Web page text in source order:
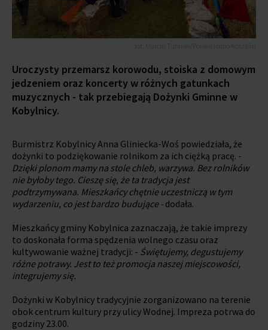
Uroczysty przemarsz korowodu, stoiska z domowym
jedzeniem oraz koncerty w różnych gatunkach
muzycznych - tak przebiegają Dożynki Gminne w
Kobylnicy.
Burmistrz Kobylnicy Anna Gliniecka-Woś powiedziała, że
dożynki to podziękowanie rolnikom za ich ciężką pracę. -
Dzięki plonom mamy na stole chleb, warzywa. Bez rolników
nie byłoby tego. Cieszę się, że ta tradycja jest
podtrzymywana. Mieszkańcy chętnie uczestniczą w tym
wydarzeniu, co jest bardzo budujące - dodała.
Mieszkańcy gminy Kobylnica zaznaczają, że takie imprezy
to doskonała forma spędzenia wolnego czasu oraz
kultywowanie ważnej tradycji: - Świętujemy, degustujemy
różne potrawy. Jest to też promocja naszej miejscowości,
integrujemy się.
Dożynki w Kobylnicy tradycyjnie zorganizowano na terenie
obok centrum kultury przy ulicy Wodnej. Impreza potrwa do
godziny 23.00.